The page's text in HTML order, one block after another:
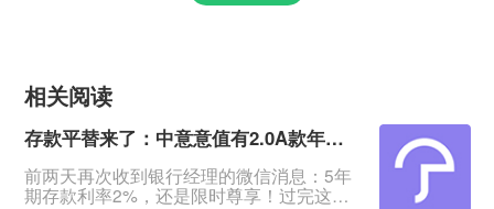
相关阅读
存款平替来了：中意意值有2.0A款年金保险（分红型）值得买吗
前两天再次收到银行经理的微信消息：5年
期存款利率2%，还是限时尊享！过完这个